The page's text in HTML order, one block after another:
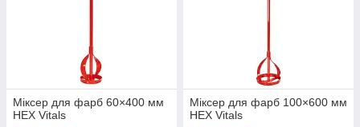
Міксер для фарб 60×400 мм
HEX Vitals
Міксер для фарб 100×600 мм
HEX Vitals